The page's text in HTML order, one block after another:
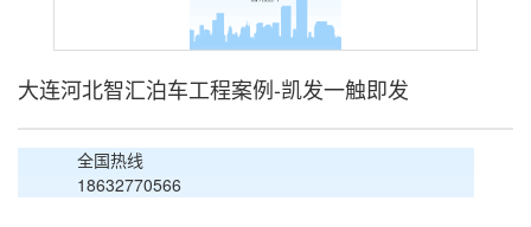
大连河北智汇泊车工程案例-凯发一触即发
全国热线
18632770566